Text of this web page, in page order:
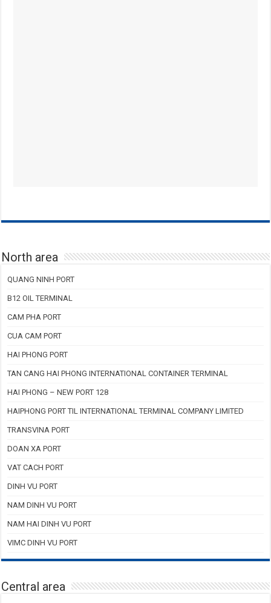
North area
QUANG NINH PORT
B12 OIL TERMINAL
CAM PHA PORT
CUA CAM PORT
HAI PHONG PORT
TAN CANG HAI PHONG INTERNATIONAL CONTAINER TERMINAL
HAI PHONG – NEW PORT 128
HAIPHONG PORT TIL INTERNATIONAL TERMINAL COMPANY LIMITED
TRANSVINA PORT
DOAN XA PORT
VAT CACH PORT
DINH VU PORT
NAM DINH VU PORT
NAM HAI DINH VU PORT
VIMC DINH VU PORT
Central area